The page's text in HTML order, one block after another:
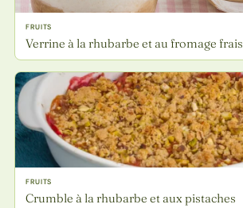
FRUITS
Verrine à la rhubarbe et au fromage frais
FRUITS
Crumble à la rhubarbe et aux pistaches